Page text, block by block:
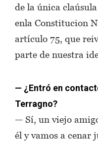
de la única
enla Constitucion
artículo 75, que
parte de nuestra
— ¿Entró en
Terragno?
— Sí, un viejo
él y vamos a cenar